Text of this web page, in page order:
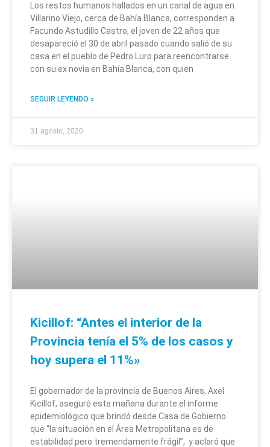
Los restos humanos hallados en un canal de agua en
Villarino Viejo, cerca de Bahía Blanca, corresponden a
Facundo Astudillo Castro, el joven de 22 años que
desapareció el 30 de abril pasado cuando salió de su
casa en el pueblo de Pedro Luro para reencontrarse
con su ex novia en Bahía Blanca, con quien
SEGUIR LEYENDO »
31 agosto, 2020
Kicillof: “Antes el interior de la
Provincia tenía el 5% de los casos y
hoy supera el 11%»
El gobernador de la provincia de Buenos Aires, Axel
Kicillof, aseguró esta mañana durante el informe
epidemiológico que brindó desde Casa de Gobierno
que “la situación en el Área Metropolitana es de
estabilidad pero tremendamente frágil”, y aclaró que